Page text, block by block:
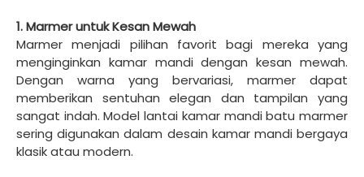
1. Marmer untuk Kesan Mewah
Marmer menjadi pilihan favorit bagi mereka yang
menginginkan kamar mandi dengan kesan mewah.
Dengan warna yang bervariasi, marmer dapat
memberikan sentuhan elegan dan tampilan yang
sangat indah. Model lantai kamar mandi batu marmer
sering digunakan dalam desain kamar mandi bergaya
klasik atau modern.